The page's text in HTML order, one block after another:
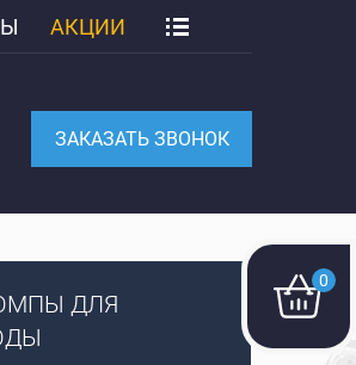
0
АКЦИИ
ЗАКАЗАТЬ ЗВОНОК
ДЛЯ